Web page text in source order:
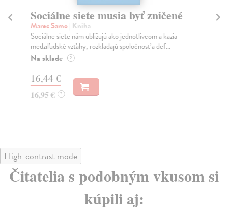
Sociálne siete musia byť zničené
Marec Samo| Kniha
Sociálne siete nám ubližujú ako jednotlivcom a kazia
medziľudské vzťahy, rozkladajú spoločnosť a def...
Na sklade ?
16,44 €
16,95 € ?
High-contrast mode
Čitatelia s podobným vkusom si
kúpili aj: